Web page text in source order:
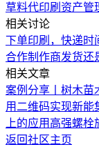
草料代印刷 资产管
相关讨论
下单印刷，快递时
合作制作商发货还
相关文章
案例分享丨树木苗
用 二维码实现新能
上的应用 高强螺栓
返回社区主页